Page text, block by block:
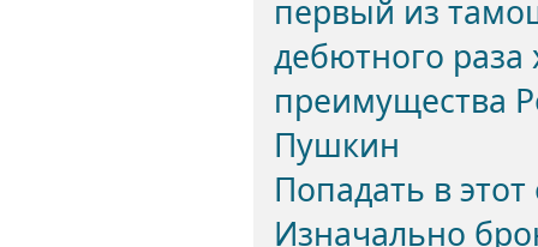
первый из
дебютного раза
преимущества
Пушкин
Попадать в
Изначально